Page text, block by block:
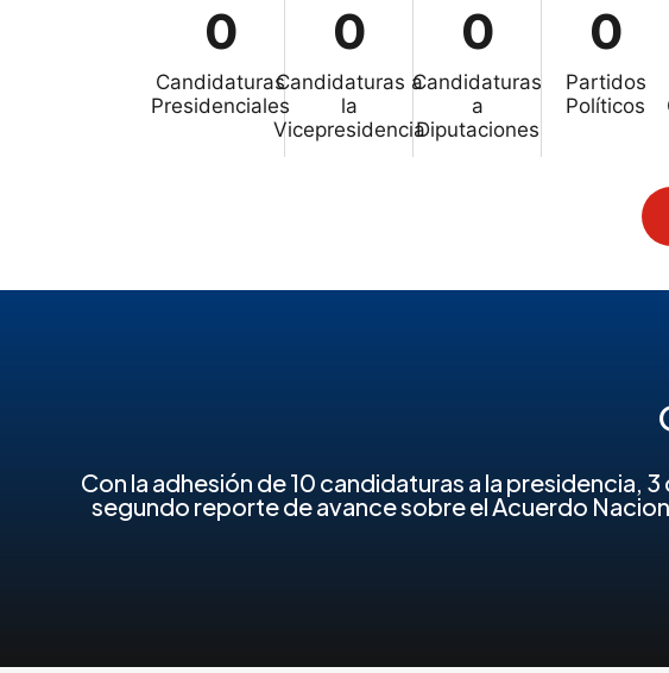
0
Candidaturas
Presidenciales
0
Candidaturas a
la
Vicepresidencia
0
Candidaturas
a
Diputaciones
0
Partidos
Políticos
Con la adhesión de 10 candidaturas a la presidencia,
segundo reporte de avance sobre el Acuerdo